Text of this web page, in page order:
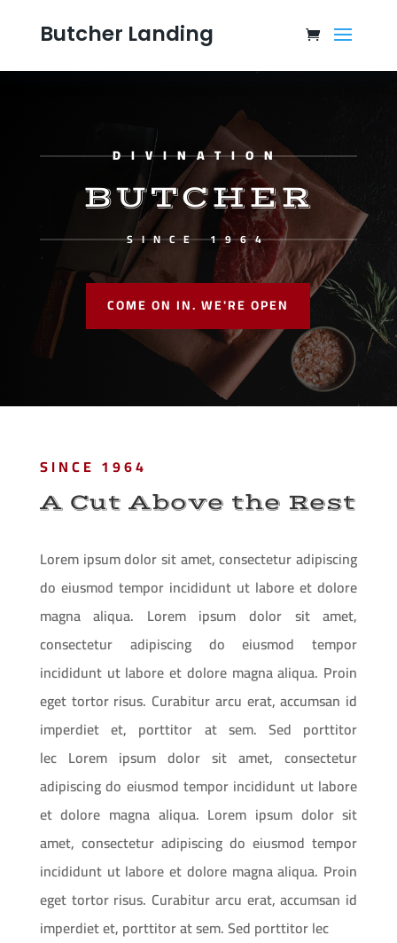
Butcher Landing
DIVINATION
BUTCHER
SINCE 1964
COME ON IN. WE'RE OPEN
SINCE 1964
A Cut Above the Rest
Lorem ipsum dolor sit amet, consectetur adipiscing
do eiusmod tempor incididunt ut labore et dolore
magna aliqua. Lorem ipsum dolor sit amet,
consectetur adipiscing do eiusmod tempor
incididunt ut labore et dolore magna aliqua. Proin
eget tortor risus. Curabitur arcu erat, accumsan id
imperdiet et, porttitor at sem. Sed porttitor
lec Lorem ipsum dolor sit amet, consectetur
adipiscing do eiusmod tempor incididunt ut labore
et dolore magna aliqua. Lorem ipsum dolor sit
amet, consectetur adipiscing do eiusmod tempor
incididunt ut labore et dolore magna aliqua. Proin
eget tortor risus. Curabitur arcu erat, accumsan id
imperdiet et, porttitor at sem. Sed porttitor lec